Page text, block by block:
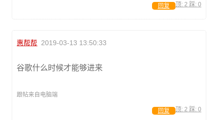
顶: 2 踩: 0
回复
惠帮帮 2019-03-13 13:50:33
谷歌什么时候才能够进来
跟帖来自电脑端
顶: 2 踩: 0
回复